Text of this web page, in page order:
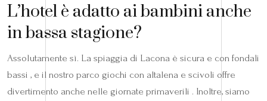
L’hotel è adatto ai bambini anche
in bassa stagione?
Assolutamente sì. La spiaggia di Lacona è sicura e con fondali
bassi , e il nostro parco giochi con altalena e scivoli offre
divertimento anche nelle giornate primaverili . Inoltre, siamo